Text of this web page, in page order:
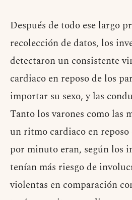
Después de todo ese largo
recolección de datos, los
detectaron un consistente
cardiaco en reposo de los
importar su sexo, y las
Tanto los varones como las
un ritmo cardiaco en
por minuto eran, según los
tenían más riesgo de
violentas en comparación